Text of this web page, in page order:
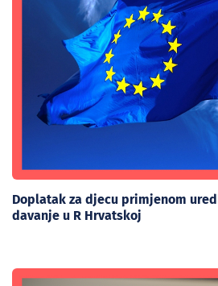
Doplatak za djecu primjenom
davanje u R Hrvatskoj